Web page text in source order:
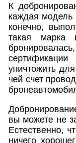
К
каждая модель
конечно,
такая марка
уничтожить
чей счет
вы можете не
Естественно,
ничего